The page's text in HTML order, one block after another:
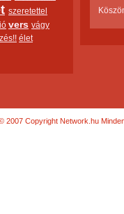
szeretettel
vers vágy
élet
2007 Copyright Network.hu